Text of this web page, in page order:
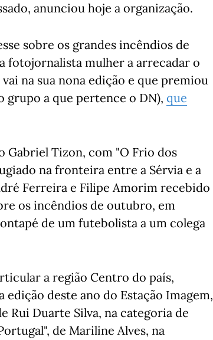
anunciou hoje a organização.
sobre os grandes incêndios de
fotojornalista mulher a arrecadar o
na sua nona edição e que premiou
grupo a que pertence o DN), que
Gabriel Tizon, com "O Frio dos
na fronteira entre a Sérvia e a
Ferreira e Filipe Amorim recebido
os incêndios de outubro, em
de um futebolista a um colega
a região Centro do país,
deste ano do Estação Imagem,
Rui Duarte Silva, na categoria de
de Mariline Alves, na